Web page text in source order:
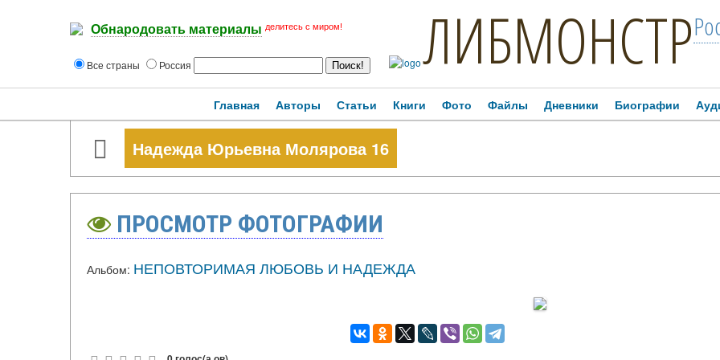
Обнародовать материалы делитесь с миром!
Все страны Россия ЛИБМОНСТР
Главная Авторы Статьи Книги Фото Файлы Дневники Биографии
Надежда Юрьевна Молярова 16
ПРОСМОТР ФОТОГРАФИИ
Альбом: НЕПОВТОРИМАЯ ЛЮБОВЬ И НАДЕЖДА